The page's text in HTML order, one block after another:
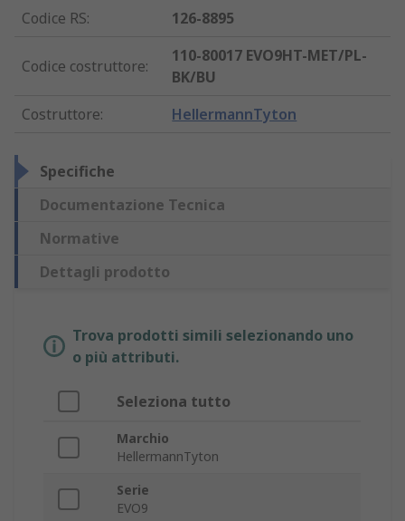
Codice RS: 126-8895
Codice costruttore:
110-80017 EVO9HT-MET/PL-
BK/BU
Costruttore: HellermannTyton
Specifiche
Documentazione Tecnica
Normative
Dettagli prodotto
Trova prodotti simili selezionando uno
o più attributi.
Seleziona tutto
Marchio
HellermannTyton
Serie
EVO9